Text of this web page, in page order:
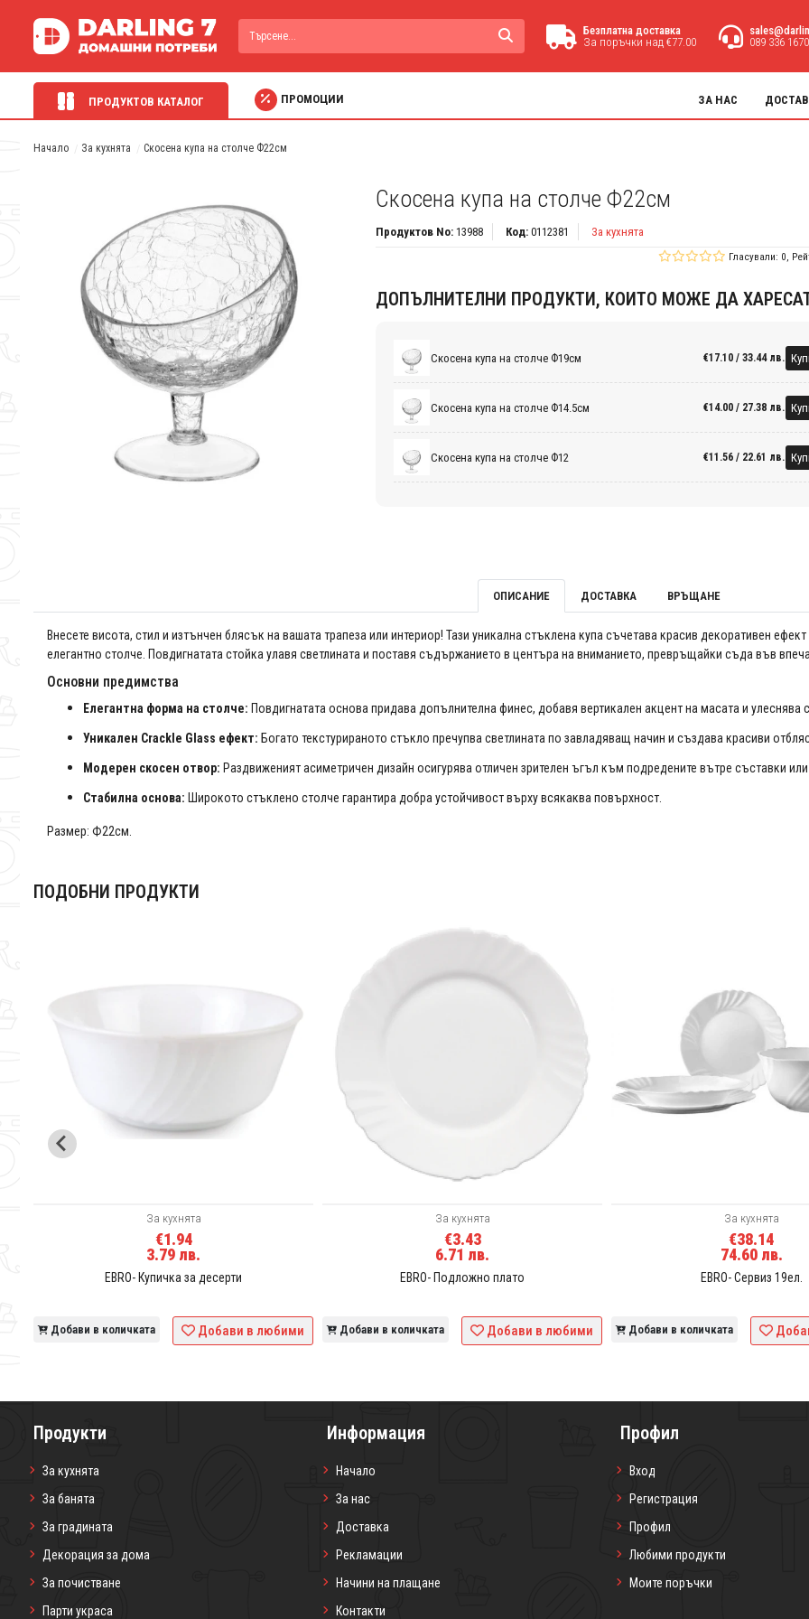
Безплатна доставка
За поръчки над €77.00
089 336 1670
ПРОДУКТОВ КАТАЛОГ ПРОМОЦИИ ЗА НАС
Начало За кухнята Скосена купа на столче Ф22см
Скосена купа на столче Ф22см
Продуктов No: 13988 Код: 0112381 За кухнята
Гласували: 0,
ДОПЪЛНИТЕЛНИ ПРОДУКТИ, КОИТО МОЖЕ ДА
Скосена купа на столче Ф19см €17.10 / 33.44 лв.
Скосена купа на столче Ф14.5см €14.00 / 27.38 лв.
Скосена купа на столче Ф12 €11.56 / 22.61 лв.
ОПИСАНИЕ ДОСТАВКА ВРЪЩАНЕ
Внесете висота, стил и изтънчен блясък на вашата трапеза или интериор! Тази уникална стъклена купа съчетава красив декоративен
елегантно столче. Повдигнатата стойка улавя светлината и поставя съдържанието в центъра на вниманието, превръщайки съда във
Основни предимства
Елегантна форма на столче: Повдигнатата основа придава допълнителна финес, добавя вертикален акцент на масата и улеснява
Уникален Crackle Glass ефект: Богато текстурираното стъкло пречупва светлината по завладяващ начин и създава красиви
Модерен скосен отвор: Раздвиженият асиметричен дизайн осигурява отличен зрителен ъгъл към подредените вътре съставки
Стабилна основа: Широкото стъклено столче гарантира добра устойчивост върху всякаква повърхност.
Размер: Ф22см.
ПОДОБНИ ПРОДУКТИ
За кухнята
€1.94
3.79 лв.
EBRO- Купичка за десерти
Добави в количката Добави в любими
За кухнята
€3.43
6.71 лв.
EBRO- Подложно плато
Добави в количката Добави в любими
За кухнята
€38.14
74.60 лв.
EBRO- Сервиз 19ел.
Добави в количката
Продукти
За кухнята
За банята
За градината
Декорация за дома
За почистване
Парти украса
Информация
Начало
За нас
Доставка
Рекламации
Начини на плащане
Контакти
Профил
Вход
Регистрация
Профил
Любими продукти
Моите поръчки